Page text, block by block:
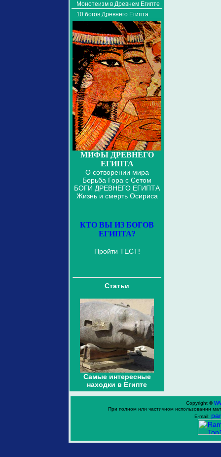
Монотеизм в Древнем Египте
10 богов Древнего Египта
МИФЫ ДРЕВНЕГО
ЕГИПТА
О сотворении мира
Борьба Гора с Сетом
БОГИ ДРЕВНЕГО ЕГИПТА
Жизнь и смерть Осириса
КТО ВЫ ИЗ БОГОВ
ЕГИПТА?
Пройти ТЕСТ!
Статьи
Самые интересные
находки в Египте
Copyright ©
При полном или частичном использовании
E-mail: